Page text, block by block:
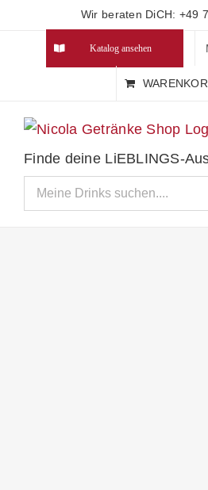
Wir beraten DiCH: +49
Katalog ansehen
Finde deine LiEBLINGS-